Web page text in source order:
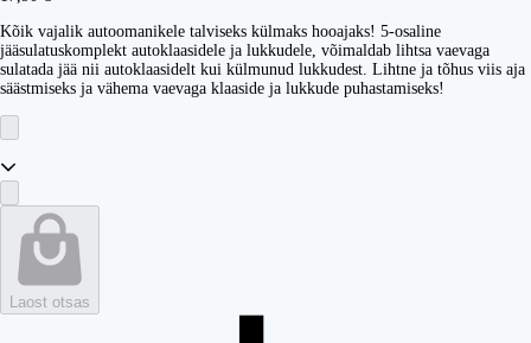
Kõik vajalik autoomanikele talviseks külmaks hooajaks! 5-osaline
jääsulatuskomplekt autoklaasidele ja lukkudele, võimaldab lihtsa vaevaga
sulatada jää nii autoklaasidelt kui külmunud lukkudest. Lihtne ja tõhus viis aja
säästmiseks ja vähema vaevaga klaaside ja lukkude puhastamiseks!
Laost otsas